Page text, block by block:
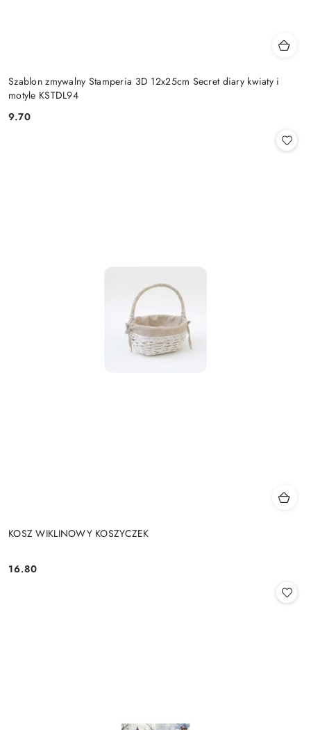
Szablon zmywalny Stamperia 3D 12x25cm Secret diary kwiaty i
motyle KSTDL94
Cena:
9.70
KOSZ WIKLINOWY KOSZYCZEK
Cena:
16.80